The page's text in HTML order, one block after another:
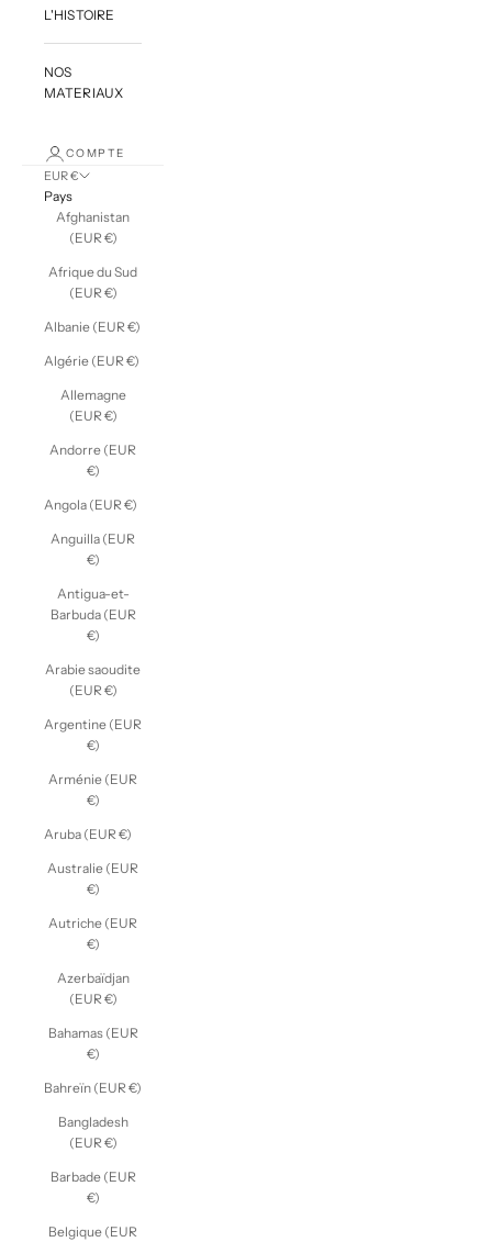
L'HISTOIRE
NOS
MATERIAUX
COMPTE
EUR €
Pays
Afghanistan
(EUR €)
Afrique du Sud
(EUR €)
Albanie (EUR €)
Algérie (EUR €)
Allemagne
(EUR €)
Andorre (EUR
€)
Angola (EUR €)
Anguilla (EUR
€)
Antigua-et-
Barbuda (EUR
€)
Arabie saoudite
(EUR €)
Argentine (EUR
€)
Arménie (EUR
€)
Aruba (EUR €)
Australie (EUR
€)
Autriche (EUR
€)
Azerbaïdjan
(EUR €)
Bahamas (EUR
€)
Bahreïn (EUR €)
Bangladesh
(EUR €)
Barbade (EUR
€)
Belgique (EUR